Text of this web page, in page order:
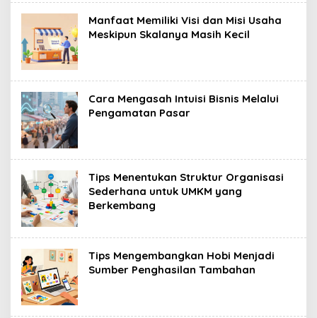
Manfaat Memiliki Visi dan Misi Usaha
Meskipun Skalanya Masih Kecil
Cara Mengasah Intuisi Bisnis Melalui
Pengamatan Pasar
Tips Menentukan Struktur Organisasi
Sederhana untuk UMKM yang
Berkembang
Tips Mengembangkan Hobi Menjadi
Sumber Penghasilan Tambahan